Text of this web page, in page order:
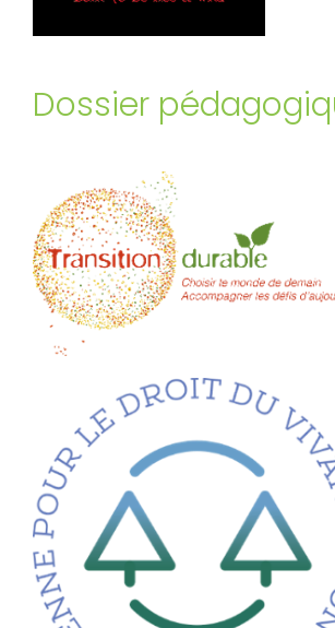
Dossier